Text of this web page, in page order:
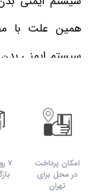
همین علت با
سیستم ایمنی بدن
شود، این
در هر وعده
امکان پرداخت
در محل برای
تهران